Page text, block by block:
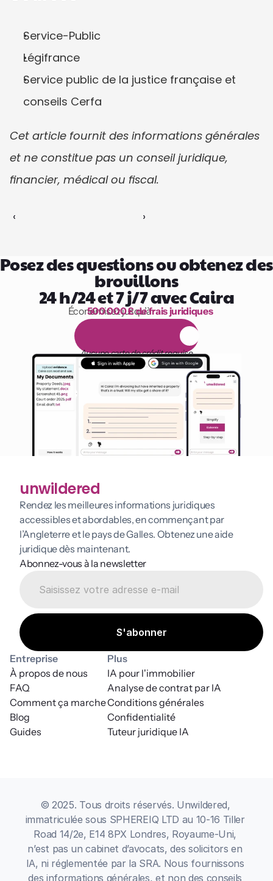
Service-Public
Légifrance
Service public de la justice française et
conseils Cerfa
Cet article fournit des informations générales
et ne constitue pas un conseil juridique,
financier, médical ou fiscal.
‹ ›
Posez des questions ou obtenez des
brouillons
24 h/24 et 7 j/7 avec Caira
1 000 heures de lecture
Économisez jusqu’à
500 000 £ de frais juridiques
E s
Aucune carte de crédit requise
unwildered
Rendez les meilleures informations juridiques
accessibles et abordables, en commençant par
l’Angleterre et le pays de Galles. Obtenez une aide
juridique dès maintenant.
Abonnez-vous à la newsletter
Entreprise
À propos de nous
FAQ
Comment ça marche
Blog
Guides
Plus
Conditions générales
Analyse de contrat par IA
Tuteur juridique IA
Confidentialité
IA pour l'immobilier
© 2025. Tous droits réservés. Unwildered,
immatriculée sous SPHEREIQ LTD au 10-16 Tiller
Road 14/2e, E14 8PX Londres, Royaume-Uni,
n’est pas un cabinet d’avocats, des solicitors en
IA, ni réglementée par la SRA. Nous fournissons
des informations générales, et non des conseils